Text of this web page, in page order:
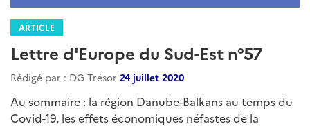
ARTICLE
Lettre d'Europe du Sud-Est n°57
Rédigé par : DG Trésor 24 juillet 2020
Au sommaire : la région Danube-Balkans au temps du
Covid-19, les effets économiques néfastes de la